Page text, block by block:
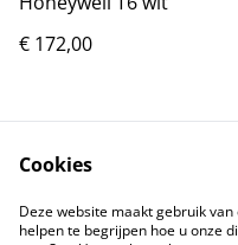
€ 172,00
Neem contact
Cookies
Deze website maakt gebruik
helpen te begrijpen hoe u onze